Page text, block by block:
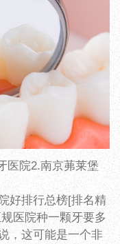
医院2.南京茀莱堡
好排行总榜[排名精
医院种一颗牙要多
，这可能是一个非